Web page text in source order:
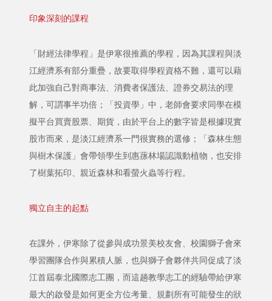
印象深刻的課程
「財經法律學程」是伊寒很推薦的學程，因為其課程與淡
江經濟系有部分重疊，故要取得學程資格不難，還可以藉
此加強自己對商事法、消費者保護法、證券交易法的理
解，可謂事半功倍；「投資學」中，老師會要求同學在模
擬平台買賣股票、期貨，由於平台上的數字皆是根據現實
股市而來，是淡江經濟系一門很實務的選修；「森林生態
與樹木保護」會帶領學生到惠蓀林場認識動植物，也安排
了樹葉拓印、親近森林和看螢火蟲等行程。
獨立自主的起點
在課外，伊寒除了從參與成功景美校友會、校園獅子會來
學習團隊合作與累積人脈，也與獅子會夥伴共同促成了淡
江首屆泰北國際志工團，而這趟教學志工的經驗帶給伊寒
最大的啟發是如何更全方位考量、規劃所有可能發生的狀